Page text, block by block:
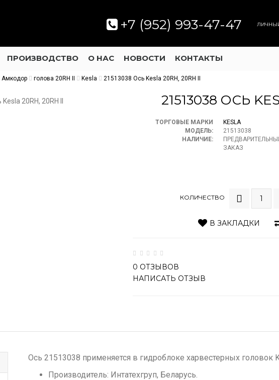
+7 (952) 993-47-47
ПРОИЗВОДСТВО О НАС НОВОСТИ КОНТАКТЫ
Амкодор голова 20RH II Kesla 21513038 Ось Kesla 20RH, 20RH II
21513038 ОСЬ
ТОРГОВЫЕ МАРКИ
KESLA
МОДЕЛЬ:
21513038
НАЛИЧИЕ:
ЗАКАЗ
КОЛИЧЕСТВО
В ЗАКЛАДКИ
0 ОТЗЫВОВ
НАПИСАТЬ ОТЗЫВ
Ось 21513038 применяется в гидроблоке харвестерных головок
Производитель: Интатехгруп, Беларусь.